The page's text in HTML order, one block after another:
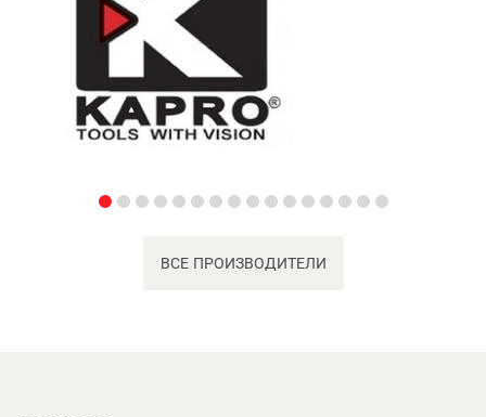
ВСЕ ПРОИЗВОДИТЕЛИ